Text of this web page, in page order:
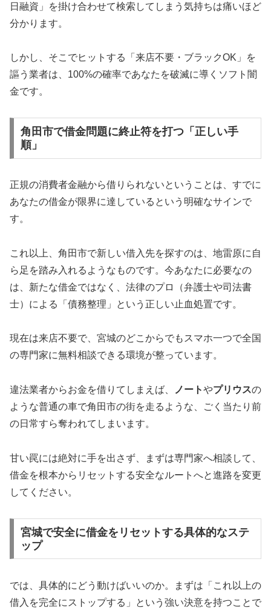
日融資」を掛け合わせて検索してしまう気持ちは痛いほど
分かります。
しかし、そこでヒットする「来店不要・ブラックOK」を
謳う業者は、100%の確率であなたを破滅に導くソフト闇
金です。
角田市で借金問題に終止符を打つ「正しい手
順」
正規の消費者金融から借りられないということは、すでに
あなたの借金が限界に達しているという明確なサインで
す。
これ以上、角田市で新しい借入先を探すのは、地雷原に自
ら足を踏み入れるようなものです。今あなたに必要なの
は、新たな借金ではなく、法律のプロ（弁護士や司法書
士）による「債務整理」という正しい止血処置です。
現在は来店不要で、宮城のどこからでもスマホ一つで全国
の専門家に無料相談できる環境が整っています。
違法業者からお金を借りてしまえば、 ノートやプリウスの
ような普通の車で角田市の街を走るような、ごく当たり前
の日常すら奪われてしまいます。
甘い罠には絶対に手を出さず、まずは専門家へ相談して、
借金を根本からリセットする安全なルートへと進路を変更
してください。
宮城で安全に借金をリセットする具体的なステ
ップ
では、具体的にどう動けばいいのか。まずは「これ以上の
借入を完全にストップする」という強い決意を持つことで